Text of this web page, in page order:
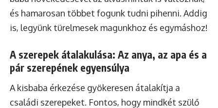
és hamarosan többet fogunk tudni pihenni. Addig
is, legyünk türelmesek magunkhoz és egymáshoz!
A szerepek átalakulása: Az anya, az apa és a
pár szerepének egyensúlya
A kisbaba érkezése gyökeresen átalakítja a
családi szerepeket. Fontos, hogy mindkét szülő